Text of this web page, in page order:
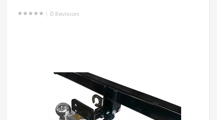
0 Revisioni
OCCHIATA VELOCE